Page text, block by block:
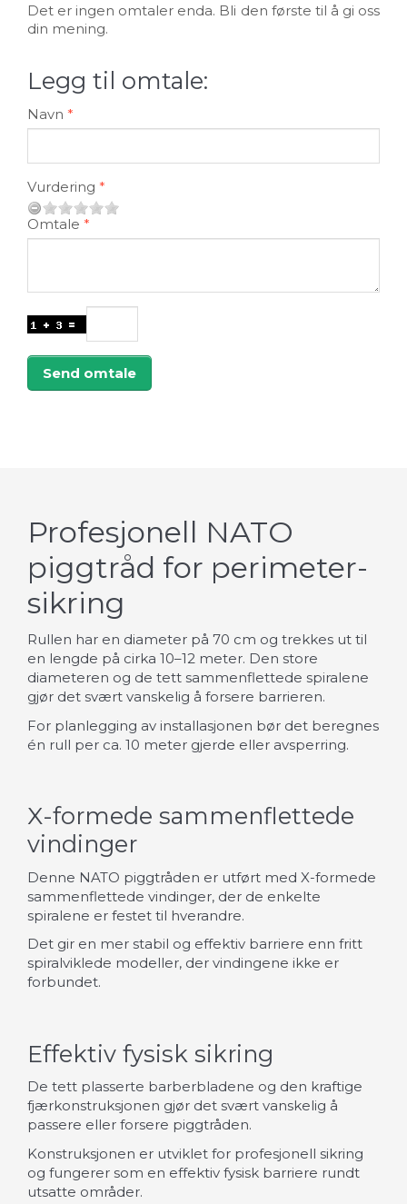
Det er ingen omtaler enda. Bli den første til å gi oss
din mening.
Legg til omtale:
Navn
Vurdering
Omtale
Send omtale
Profesjonell NATO
piggtråd for perimeter­
sikring
Rullen har en diameter på 70 cm og trekkes ut til
en lengde på cirka 10–12 meter. Den store
diameteren og de tett sammenflettede spiralene
gjør det svært vanskelig å forsere barrieren.
For planlegging av installasjonen bør det beregnes
én rull per ca. 10 meter gjerde eller avsperring.
X-formede sammenflettede
vindinger
Denne NATO piggtråden er utført med X-formede
sammenflettede vindinger, der de enkelte
spiralene er festet til hverandre.
Det gir en mer stabil og effektiv barriere enn fritt
spiralviklede modeller, der vindingene ikke er
forbundet.
Effektiv fysisk sikring
De tett plasserte barberbladene og den kraftige
fjærkonstruksjonen gjør det svært vanskelig å
passere eller forsere piggtråden.
Konstruksjonen er utviklet for profesjonell sikring
og fungerer som en effektiv fysisk barriere rundt
utsatte områder.